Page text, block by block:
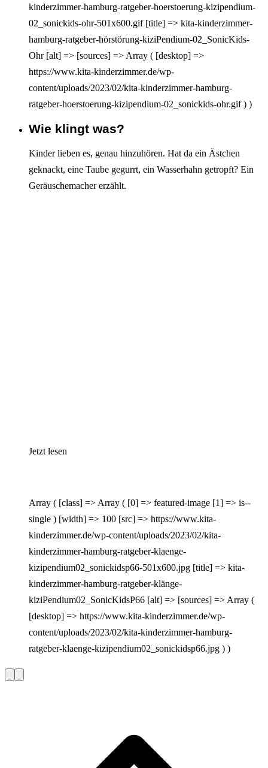
kinderzimmer-hamburg-ratgeber-hoerstoerung-kizipendium-
02_sonickids-ohr-501x600.gif [title] => kita-kinderzimmer-
hamburg-ratgeber-hörstörung-kiziPendium-02_SonicKids-
Ohr [alt] => [sources] => Array ( [desktop] =>
https://www.kita-kinderzimmer.de/wp-
content/uploads/2023/02/kita-kinderzimmer-hamburg-
ratgeber-hoerstoerung-kizipendium-02_sonickids-ohr.gif ) )
Interagieren
Wie klingt was?
Kinder lieben es, genau hinzuhören. Hat da ein Ästchen
geknackt, eine Taube gegurrt, ein Wasserhahn getropft? Ein
Geräuschemacher erzählt.
Jetzt lesen
Array ( [class] => Array ( [0] => featured-image [1] => is--
single ) [width] => 100 [src] => https://www.kita-
kinderzimmer.de/wp-content/uploads/2023/02/kita-
kinderzimmer-hamburg-ratgeber-klaenge-
kizipendium02_sonickidsp66-501x600.jpg [title] => kita-
kinderzimmer-hamburg-ratgeber-klänge-
kiziPendium02_SonicKidsP66 [alt] => [sources] => Array (
[desktop] => https://www.kita-kinderzimmer.de/wp-
content/uploads/2023/02/kita-kinderzimmer-hamburg-
ratgeber-klaenge-kizipendium02_sonickidsp66.jpg ) )
SlideSlide